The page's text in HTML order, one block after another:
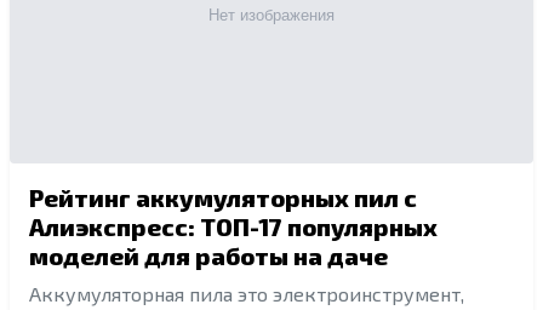
Рейтинг аккумуляторных пил с
Алиэкспресс: ТОП-17 популярных
моделей для работы на даче
Аккумуляторная пила это электроинструмент,